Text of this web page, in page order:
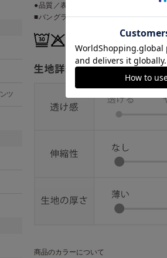
●品質／表地 綿 ６８％・ナイロン ３２％
■バングラデシュ製
商品のカラーについて
ツ